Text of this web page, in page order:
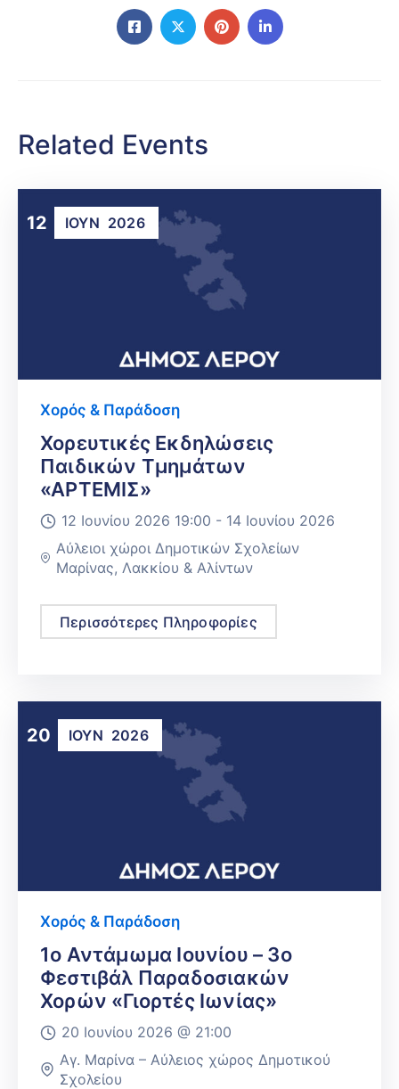
Related Events
12 ΙΟΎΝ 2026
Χορός & Παράδοση
Χορευτικές Εκδηλώσεις
Παιδικών Τμημάτων
«ΑΡΤΕΜΙΣ»
12 Ιουνίου 2026 19:00 - 14 Ιουνίου 2026
Αύλειοι χώροι Δημοτικών Σχολείων
Μαρίνας, Λακκίου & Αλίντων
Περισσότερες Πληροφορίες
20 ΙΟΎΝ 2026
Χορός & Παράδοση
1ο Αντάμωμα Ιουνίου – 3ο
Φεστιβάλ Παραδοσιακών
Χορών «Γιορτές Ιωνίας»
20 Ιουνίου 2026 @ 21:00
Αγ. Μαρίνα – Αύλειος χώρος Δημοτικού
Σχολείου